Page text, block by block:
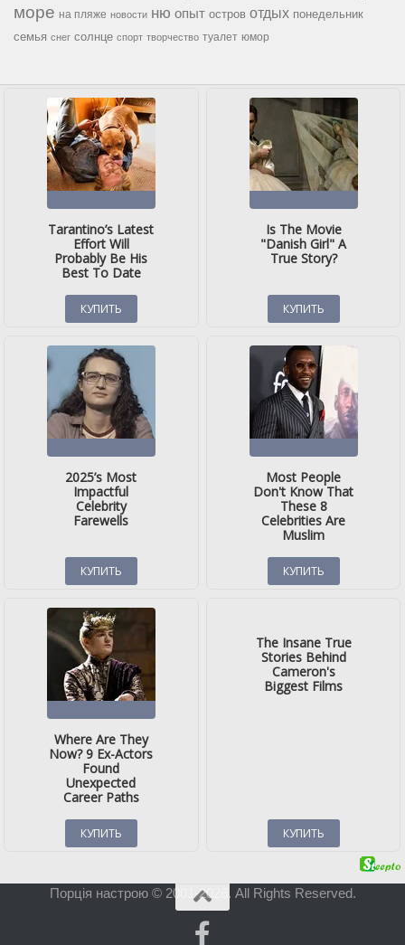
море на пляже новости ню опыт остров отдых понедельник
семья снег солнце спорт творчество туалет юмор
Порція настрою © 2001-2026. All Rights Reserved.